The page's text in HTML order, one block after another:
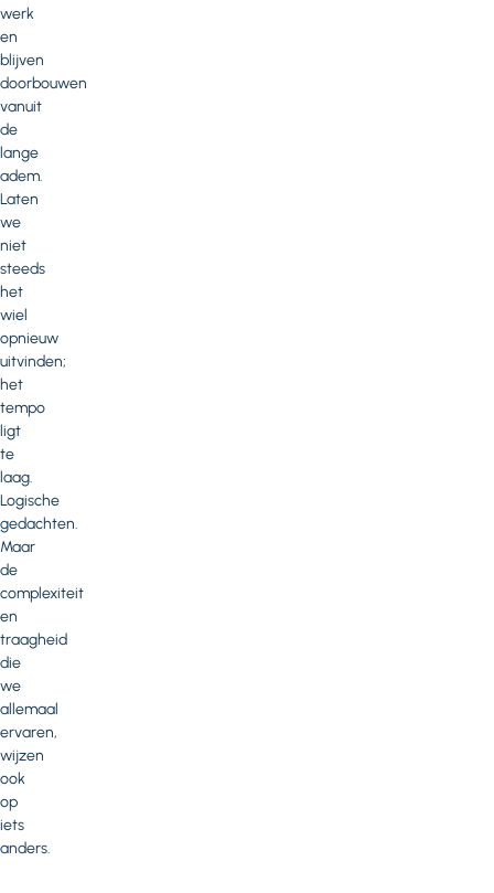
werk
en
blijven
doorbouwen
vanuit
de
lange
adem.
Laten
we
niet
steeds
het
wiel
opnieuw
uitvinden;
het
tempo
ligt
te
laag.
Logische
gedachten.
Maar
de
complexiteit
en
traagheid
die
we
allemaal
ervaren,
wijzen
ook
op
iets
anders.